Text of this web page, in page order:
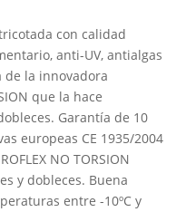
con calidad
anti-UV, antialgas
de la innovadora
que la hace
Garantía de 10
europeas CE 1935/2004
NO TORSION
y dobleces. Buena
entre -10ºC y